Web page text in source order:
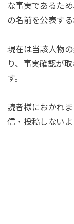
な事実であるた
の名前を公表す
現在は当該人物
り、事実確認が
す。
読者様におかれ
信・投稿しないよ